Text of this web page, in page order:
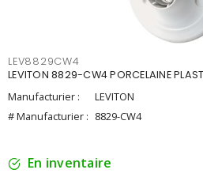
LEV8829CW4
LEVITON 8829-CW4 PORCELAINE
Manufacturier :
LEVITON
# Manufacturier : 8829-CW4
En inventaire